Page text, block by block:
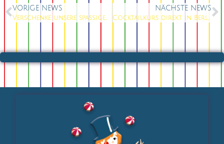
VORIGE NEWS
Verschenke unsere spaßigen Gutscheine
NÄCHSTE NEWS
Cocktailkurs direkt in Berlin!